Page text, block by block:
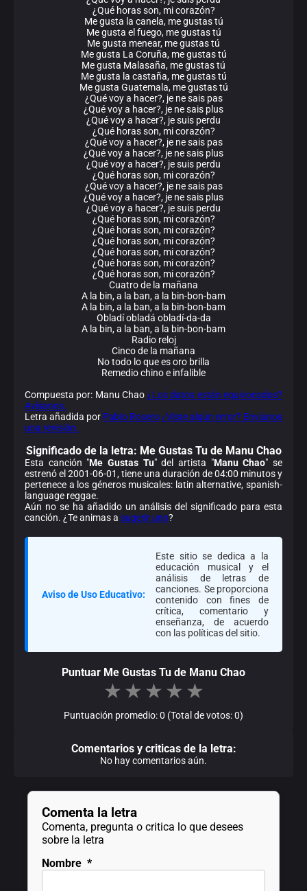
¿Qué horas son, mi corazón?
Me gusta la canela, me gustas tú
Me gusta el fuego, me gustas tú
Me gusta menear, me gustas tú
Me gusta La Coruña, me gustas tú
Me gusta Malasaña, me gustas tú
Me gusta la castaña, me gustas tú
Me gusta Guatemala, me gustas tú
¿Qué voy a hacer?, je ne sais pas
¿Qué voy a hacer?, je ne sais plus
¿Qué voy a hacer?, je suis perdu
¿Qué horas son, mi corazón?
¿Qué voy a hacer?, je ne sais pas
¿Qué voy a hacer?, je ne sais plus
¿Qué voy a hacer?, je suis perdu
¿Qué horas son, mi corazón?
¿Qué voy a hacer?, je ne sais pas
¿Qué voy a hacer?, je ne sais plus
¿Qué voy a hacer?, je suis perdu
¿Qué horas son, mi corazón?
¿Qué horas son, mi corazón?
¿Qué horas son, mi corazón?
¿Qué horas son, mi corazón?
¿Qué horas son, mi corazón?
¿Qué horas son, mi corazón?
Cuatro de la mañana
A la bin, a la ban, a la bin-bon-bam
A la bin, a la ban, a la bin-bon-bam
Obladí obladá obladí-da-da
A la bin, a la ban, a la bin-bon-bam
Radio reloj
Cinco de la mañana
No todo lo que es oro brilla
Remedio chino e infalible
Compuesta por: Manu Chao ¿Los datos están equivocados?
Avísanos.
Letra añadida por Pablo Rosero¿Viste algún error? Envíanos
una revisión.
Significado de la letra: Me Gustas Tu de Manu Chao
Esta canción "Me Gustas Tu" del artista "Manu Chao" se
estrenó el 2001-06-01, tiene una duración de 04:00 minutos y
pertenece a los géneros musicales: latin alternative, spanish-
language reggae.
Aún no se ha añadido un análisis del significado para esta
canción. ¿Te animas a sugerir uno?
Aviso de Uso Educativo:
Este sitio se dedica a la
educación musical y el
análisis de letras de
canciones. Se proporciona
contenido con fines de
crítica, comentario y
enseñanza, de acuerdo
con las políticas del sitio.
Puntuar Me Gustas Tu de Manu Chao
★ ★ ★ ★ ★
Puntuación promedio: 0 (Total de votos: 0)
Comentarios y criticas de la letra:
No hay comentarios aún.
Comenta la letra
Comenta, pregunta o critica lo que desees
sobre la letra
Nombre *